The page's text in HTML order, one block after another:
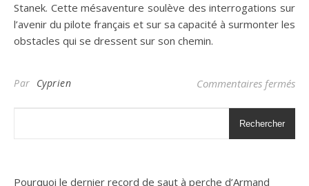
Stanek. Cette mésaventure soulève des interrogations sur
l’avenir du pilote français et sur sa capacité à surmonter les
obstacles qui se dressent sur son chemin.
Par Cyprien Commentaires fermés
Rechercher
Pourquoi le dernier record de saut à perche d’Armand